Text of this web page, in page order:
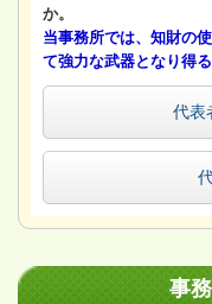
か。
当事務所では、知財の
て強力な武器となり得
代表
事